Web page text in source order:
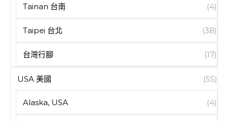
Tainan 台南 (4)
Taipei 台北 (38)
台灣行腳 (17)
USA 美國 (55)
Alaska, USA (4)